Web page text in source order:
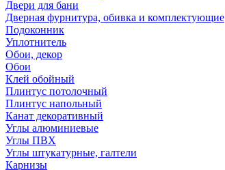
Двери для бани
Дверная фурнитура, обивка и комплектующие
Подоконник
Уплотнитель
Обои, декор
Обои
Клей обойный
Плинтус потолочный
Плинтус напольный
Канат декоративный
Углы алюминиевые
Углы ПВХ
Углы штукатурные, галтели
Карнизы